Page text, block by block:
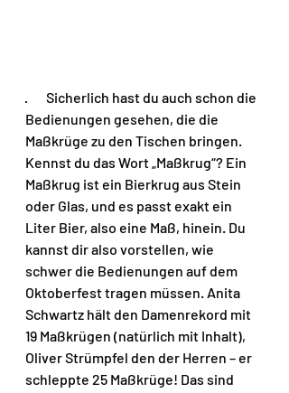
·       Sicherlich hast du auch schon die
Bedienungen gesehen, die die
Maßkrüge zu den Tischen bringen.
Kennst du das Wort „Maßkrug“? Ein
Maßkrug ist ein Bierkrug aus Stein
oder Glas, und es passt exakt ein
Liter Bier, also eine Maß, hinein. Du
kannst dir also vorstellen, wie
schwer die Bedienungen auf dem
Oktoberfest tragen müssen. Anita
Schwartz hält den Damenrekord mit
19 Maßkrügen (natürlich mit Inhalt),
Oliver Strümpfel den der Herren – er
schleppte 25 Maßkrüge! Das sind